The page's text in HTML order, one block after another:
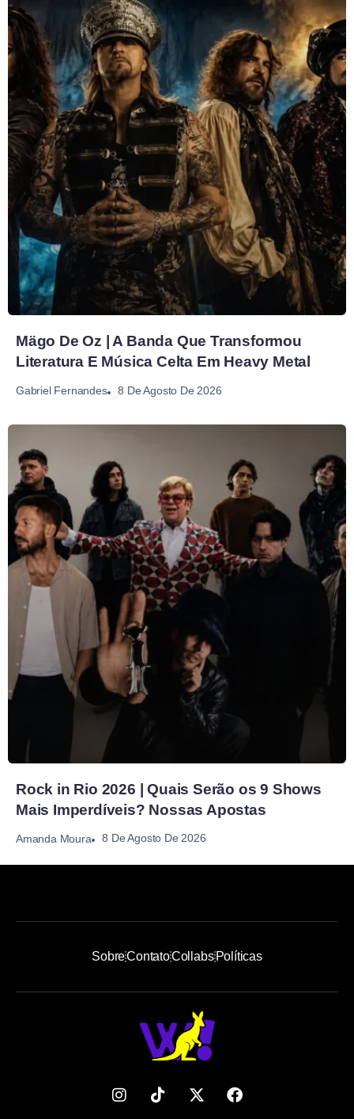
Mägo De Oz | A Banda Que Transformou
Literatura E Música Celta Em Heavy Metal
Gabriel Fernandes 8 De Agosto De 2026
Rock in Rio 2026 | Quais Serão os 9 Shows
Mais Imperdíveis? Nossas Apostas
Amanda Moura 8 De Agosto De 2026
SobreContatoCollabsPolíticas